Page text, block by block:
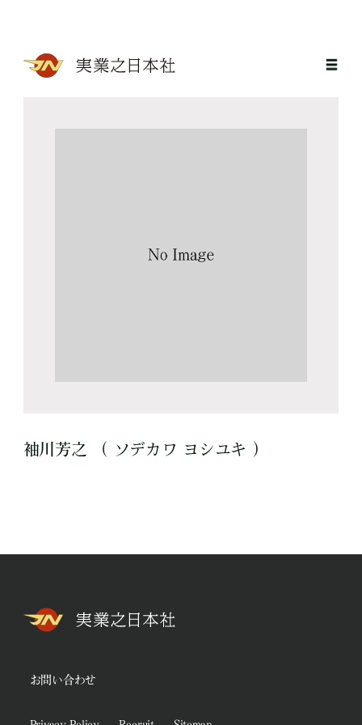
袖川芳之 （ ソデカワ ヨシユキ ）
お問い合わせ